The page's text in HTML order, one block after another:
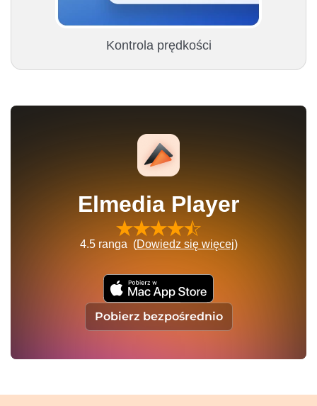
Kontrola prędkości
Elmedia Player
4.5ranga (Dowiedz się więcej)
Pobierz bezpośrednio